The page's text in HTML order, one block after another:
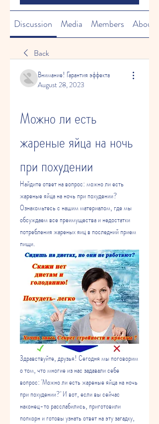
Discussion Media Members About
Back
Внимание! Гарантия эффекта
August 28, 2023
Можно ли есть
жареные яйца на ночь
при похудении
Найдите ответ на вопрос: можно ли есть
жареные яйца на ночь при похудении?
Ознакомьтесь с нашим материалом, где мы
обсуждаем все преимущества и недостатки
потребления жареных яиц в последний прием
пищи.
Здравствуйте, друзья! Сегодня мы поговорим
о том, что многие из нас задавали себе
вопрос: 'Можно ли есть жареные яйца на ночь
при похудении?' И вот, если вы сейчас
наконец-то расслабились, приготовили
попкорн и готовы узнать ответ на эту загадку,